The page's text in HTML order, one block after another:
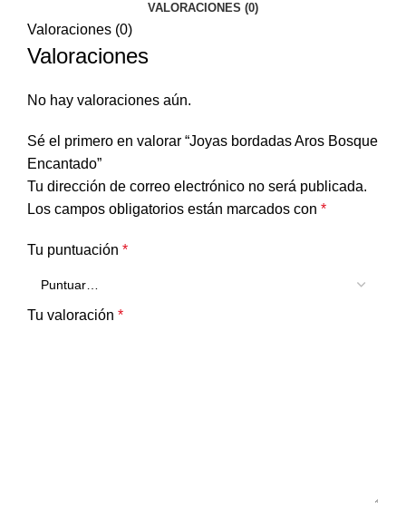
VALORACIONES (0)
Valoraciones (0)
Valoraciones
No hay valoraciones aún.
Sé el primero en valorar “Joyas bordadas Aros Bosque
Encantado”
Tu dirección de correo electrónico no será publicada.
Los campos obligatorios están marcados con *
Tu puntuación *
Tu valoración *